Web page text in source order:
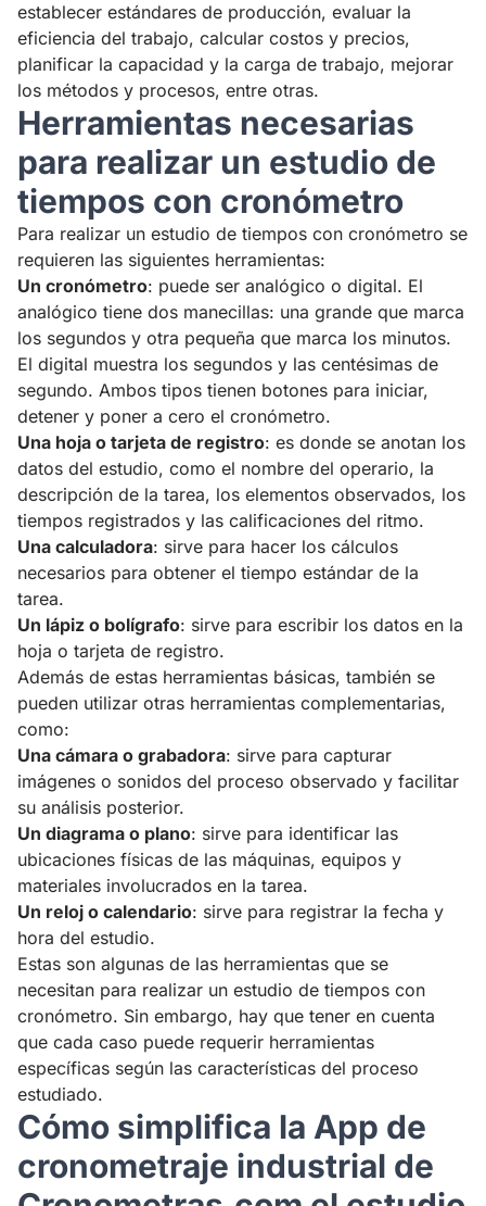
establecer estándares de producción, evaluar la
eficiencia del trabajo, calcular costos y precios,
planificar la capacidad y la carga de trabajo, mejorar
los métodos y procesos, entre otras.
Herramientas necesarias
para realizar un estudio de
tiempos con cronómetro
Para realizar un estudio de tiempos con cronómetro se
requieren las siguientes herramientas:
Un cronómetro: puede ser analógico o digital. El
analógico tiene dos manecillas: una grande que marca
los segundos y otra pequeña que marca los minutos.
El digital muestra los segundos y las centésimas de
segundo. Ambos tipos tienen botones para iniciar,
detener y poner a cero el cronómetro.
Una hoja o tarjeta de registro: es donde se anotan los
datos del estudio, como el nombre del operario, la
descripción de la tarea, los elementos observados, los
tiempos registrados y las calificaciones del ritmo.
Una calculadora: sirve para hacer los cálculos
necesarios para obtener el tiempo estándar de la
tarea.
Un lápiz o bolígrafo: sirve para escribir los datos en la
hoja o tarjeta de registro.
Además de estas herramientas básicas, también se
pueden utilizar otras herramientas complementarias,
como:
Una cámara o grabadora: sirve para capturar
imágenes o sonidos del proceso observado y facilitar
su análisis posterior.
Un diagrama o plano: sirve para identificar las
ubicaciones físicas de las máquinas, equipos y
materiales involucrados en la tarea.
Un reloj o calendario: sirve para registrar la fecha y
hora del estudio.
Estas son algunas de las herramientas que se
necesitan para realizar un estudio de tiempos con
cronómetro. Sin embargo, hay que tener en cuenta
que cada caso puede requerir herramientas
específicas según las características del proceso
estudiado.
Cómo simplifica la App de
cronometraje industrial de